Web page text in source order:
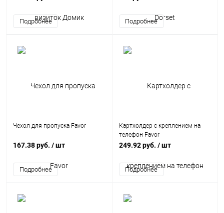
Чехол для пропуска Favor
167.38 руб. / шт
Картхолдер с креплением на
телефон Favor
249.92 руб. / шт